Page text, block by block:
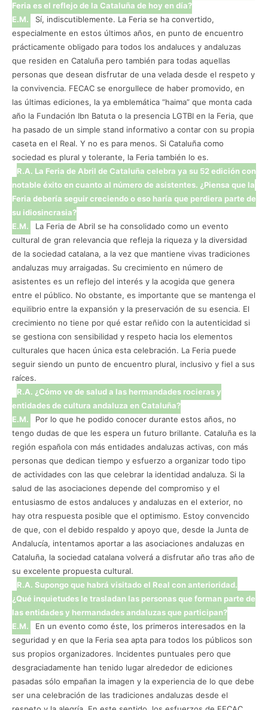
Feria es el reflejo de la Cataluña de hoy en día?
E.M.
Sí, indiscutiblemente. La Feria se ha convertido,
especialmente en estos últimos años, en punto de encuentro
prácticamente obligado para todos los andaluces y andaluzas
que residen en Cataluña pero también para todas aquellas
personas que desean disfrutar de una velada desde el respeto y
la convivencia. FECAC se enorgullece de haber promovido, en
las últimas ediciones, la ya emblemática “haima” que monta cada
año la Fundación Ibn Batuta o la presencia LGTBI en la Feria, que
ha pasado de un simple stand informativo a contar con su propia
caseta en el Real. Y no es para menos. Si Cataluña como
sociedad es plural y tolerante, la Feria también lo es.
R.A. La Feria de Abril de Cataluña celebra ya su 52 edición con
notable éxito en cuanto al número de asistentes. ¿Piensa que la
Feria debería seguir creciendo o eso haría que perdiera parte de
su idiosincrasia?
E.M.
La Feria de Abril se ha consolidado como un evento
cultural de gran relevancia que refleja la riqueza y la diversidad
de la sociedad catalana, a la vez que mantiene vivas tradiciones
andaluzas muy arraigadas. Su crecimiento en número de
asistentes es un reflejo del interés y la acogida que genera
entre el público. No obstante, es importante que se mantenga el
equilibrio entre la expansión y la preservación de su esencia. El
crecimiento no tiene por qué estar reñido con la autenticidad si
se gestiona con sensibilidad y respeto hacia los elementos
culturales que hacen única esta celebración. La Feria puede
seguir siendo un punto de encuentro plural, inclusivo y fiel a sus
raíces.
R.A. ¿Cómo ve de salud a las hermandades rocieras y
entidades de cultura andaluza en Cataluña?
E.M.
Por lo que he podido conocer durante estos años, no
tengo dudas de que les espera un futuro brillante. Cataluña es la
región española con más entidades andaluzas activas, con más
personas que dedican tiempo y esfuerzo a organizar todo tipo
de actividades con las que celebrar la identidad andaluza. Si la
salud de las asociaciones depende del compromiso y el
entusiasmo de estos andaluces y andaluzas en el exterior, no
hay otra respuesta posible que el optimismo. Estoy convencido
de que, con el debido respaldo y apoyo que, desde la Junta de
Andalucía, intentamos aportar a las asociaciones andaluzas en
Cataluña, la sociedad catalana volverá a disfrutar año tras año de
su excelente propuesta cultural.
R.A. Supongo que habrá visitado el Real con anterioridad.
¿Qué inquietudes le trasladan las personas que forman parte de
las entidades y hermandades andaluzas que participan?
E.M.
En un evento como éste, los primeros interesados en la
seguridad y en que la Feria sea apta para todos los públicos son
sus propios organizadores. Incidentes puntuales pero que
desgraciadamente han tenido lugar alrededor de ediciones
pasadas sólo empañan la imagen y la experiencia de lo que debe
ser una celebración de las tradiciones andaluzas desde el